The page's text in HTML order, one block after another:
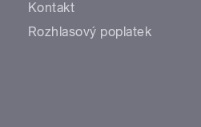
Kontakt
Rozhlasový poplatek